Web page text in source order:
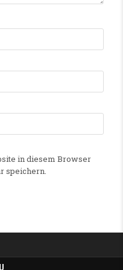
in diesem Browser
speichern.